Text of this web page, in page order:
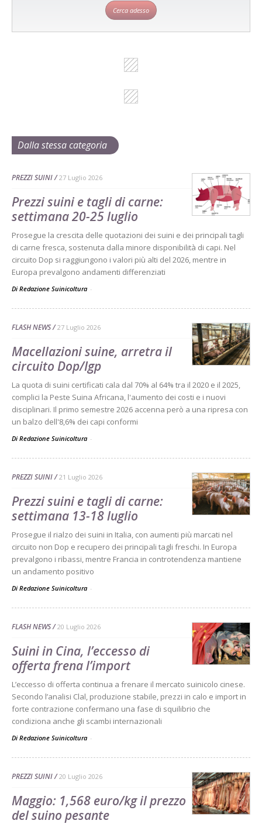
Cerca adesso
Dalla stessa categoria
PREZZI SUINI 27 Luglio 2026
Prezzi suini e tagli di carne:
settimana 20-25 luglio
Prosegue la crescita delle quotazioni dei suini e dei principali tagli
di carne fresca, sostenuta dalla minore disponibilità di capi. Nel
circuito Dop si raggiungono i valori più alti del 2026, mentre in
Europa prevalgono andamenti differenziati
Di Redazione Suinicoltura -
FLASH NEWS 27 Luglio 2026
Macellazioni suine, arretra il
circuito Dop/Igp
La quota di suini certificati cala dal 70% al 64% tra il 2020 e il 2025,
complici la Peste Suina Africana, l'aumento dei costi e i nuovi
disciplinari. Il primo semestre 2026 accenna però a una ripresa con
un balzo dell'8,6% dei capi conformi
Di Redazione Suinicoltura -
PREZZI SUINI 21 Luglio 2026
Prezzi suini e tagli di carne:
settimana 13-18 luglio
Prosegue il rialzo dei suini in Italia, con aumenti più marcati nel
circuito non Dop e recupero dei principali tagli freschi. In Europa
prevalgono i ribassi, mentre Francia in controtendenza mantiene
un andamento positivo
Di Redazione Suinicoltura -
FLASH NEWS 20 Luglio 2026
Suini in Cina, l’eccesso di
offerta frena l’import
L’eccesso di offerta continua a frenare il mercato suinicolo cinese.
Secondo l’analisi Clal, produzione stabile, prezzi in calo e import in
forte contrazione confermano una fase di squilibrio che
condiziona anche gli scambi internazionali
Di Redazione Suinicoltura -
PREZZI SUINI 20 Luglio 2026
Maggio: 1,568 euro/kg il prezzo
del suino pesante